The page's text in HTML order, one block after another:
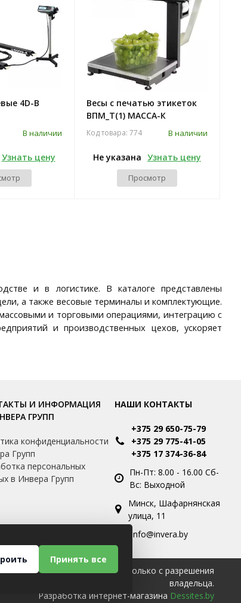
4D-B
В наличии
Узнать цену
Весы с печатью этикеток
ВПМ_Т(1) МАССА-К
Код товара: 774 В наличии
Не указана Узнать цену
Просмотр
и в логистике. В каталоге представлены
а также весовые терминалы и комплектующие.
и торговыми операциями, интеграцию с
и производственных цехов, ускоряет
И ИНФОРМАЦИЯ
ГРУПП
конфиденциальности
Групп
персональных
в Инвера Групп
НАШИ КОНТАКТЫ
+375 29 650-75-79
+375 29 775-41-05
+375 17 374-36-84
Пн-Пт: 8.00 - 16.00 Сб-
Вс: Выходной
Минск, Шафарнянская
улица, 11
info@invera.by
материалов сайта только с разрешения
владельца.
Разработка интернет-магазина Dessites.by
Принять все